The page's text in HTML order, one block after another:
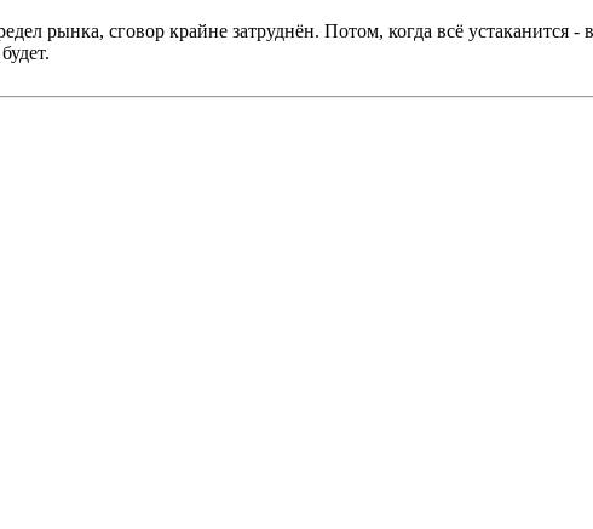
рынка, сговор крайне затруднён. Потом, когда всё